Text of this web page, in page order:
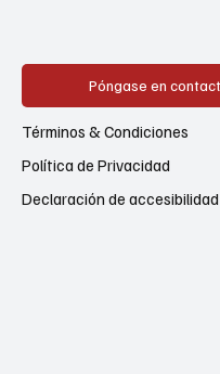
Póngase en
Política de Privacidad
Términos & Condiciones
Declaración de accesibilidad